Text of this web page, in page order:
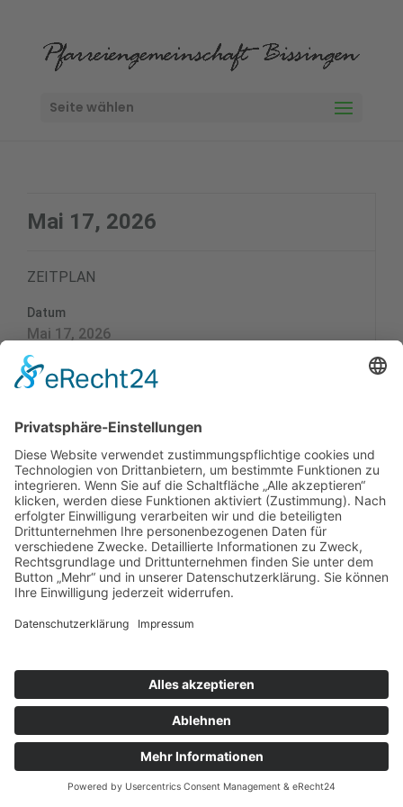
Seite wählen
Mai 17, 2026
ZEITPLAN
Datum
Mai 17, 2026
Zeit
18:00
Maiandacht
Ort:
Buggenhofen
Pfarreiengemeinschaft Bissingen ©2024 |
Impressum|Datenschutz